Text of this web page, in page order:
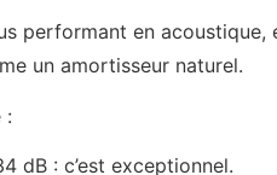
performant en
un amortisseur naturel.
:
dB : c’est exceptionnel.